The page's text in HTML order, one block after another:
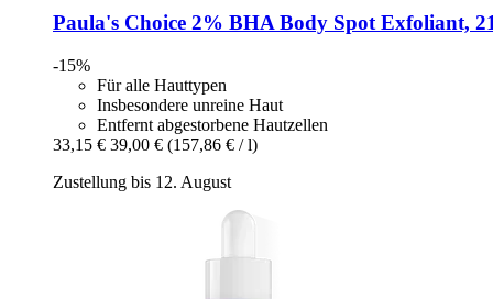
Paula's Choice 2% BHA Body Spot Exfoliant,
-15%
Für alle Hauttypen
Insbesondere unreine Haut
Entfernt abgestorbene Hautzellen
33,15 € 39,00 € (157,86 € / l)
Zustellung bis 12. August